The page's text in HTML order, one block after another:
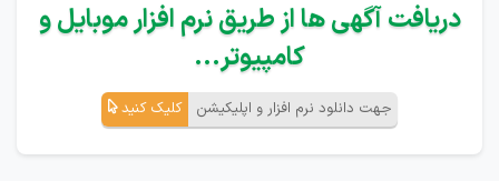
دریافت آگهی ها از طریق نرم افزار موبایل و
کامپیوتر...
جهت دانلود نرم افزار و اپلیکیشن کلیک کنید